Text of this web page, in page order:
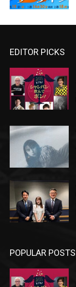
EDITOR PICKS
POPULAR POSTS